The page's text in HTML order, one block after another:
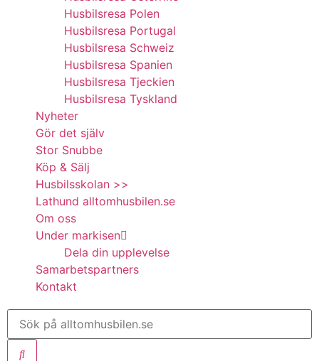
Husbilsresa Polen
Husbilsresa Portugal
Husbilsresa Schweiz
Husbilsresa Spanien
Husbilsresa Tjeckien
Husbilsresa Tyskland
Nyheter
Gör det själv
Stor Snubbe
Köp & Sälj
Husbilsskolan >>
Lathund alltomhusbilen.se
Om oss
Under markisen
Dela din upplevelse
Samarbetspartners
Kontakt